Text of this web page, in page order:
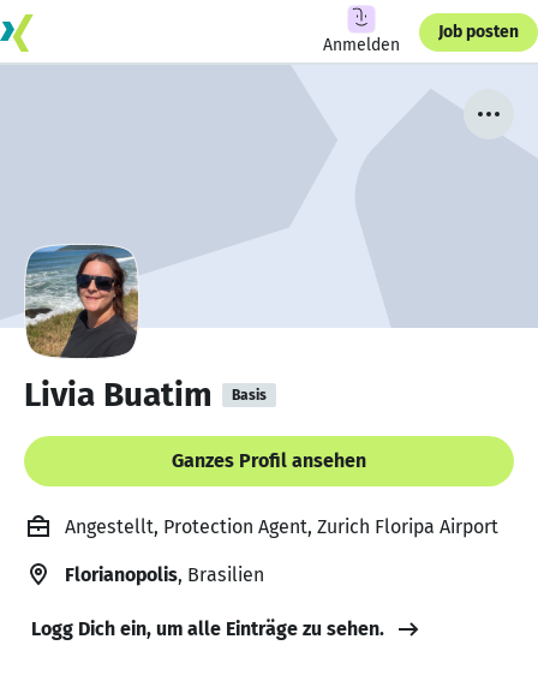
Anmelden
Job posten
Livia Buatim Basis
Ganzes Profil ansehen
Angestellt, Protection Agent, Zurich Floripa Airport
Florianopolis, Brasilien
Logg Dich ein, um alle Einträge zu sehen.